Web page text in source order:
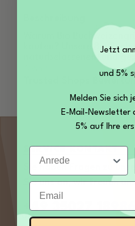
Warum Bio
kaufen? Unsere Bio
naturbelassenem und
Trusted Shops
SERVICE KONTAKT
Sie uns an, wir freuen
+49 35027
Jetzt
und 5%
Melden Sie sich
E-Mail-Newsletter
5% auf Ihre
Anrede
Email